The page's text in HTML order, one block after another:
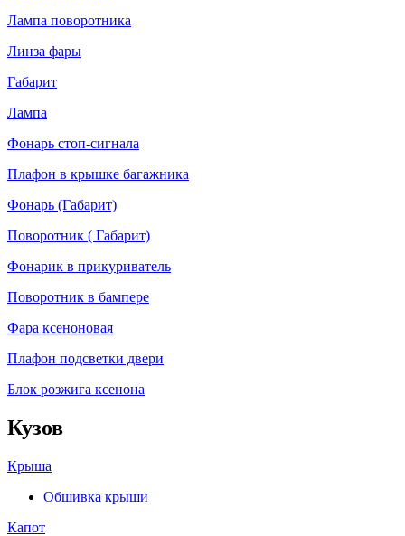
Лампа поворотника
Линза фары
Габарит
Лампа
Фонарь стоп-сигнала
Плафон в крышке багажника
Фонарь (Габарит)
Поворотник ( Габарит)
Фонарик в прикуриватель
Поворотник в бампере
Фара ксеноновая
Плафон подсветки двери
Блок розжига ксенона
Кузов
Крыша
Обшивка крыши
Капот